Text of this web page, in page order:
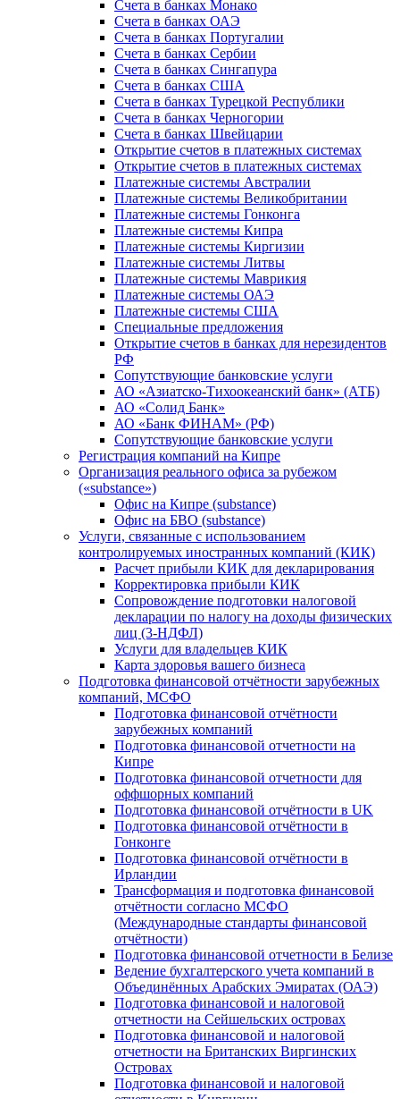
Счета в банках Монако
Счета в банках ОАЭ
Счета в банках Португалии
Счета в банках Сербии
Счета в банках Сингапура
Счета в банках США
Счета в банках Турецкой Республики
Счета в банках Черногории
Счета в банках Швейцарии
Открытие счетов в платежных системах
Открытие счетов в платежных системах
Платежные системы Австралии
Платежные системы Великобритании
Платежные системы Гонконга
Платежные системы Кипра
Платежные системы Киргизии
Платежные системы Литвы
Платежные системы Маврикия
Платежные системы ОАЭ
Платежные системы США
Специальные предложения
Открытие счетов в банках для нерезидентов
РФ
Сопутствующие банковские услуги
АО «Азиатско-Тихоокеанский банк» (АТБ)
АО «Солид Банк»
АО «Банк ФИНАМ» (РФ)
Сопутствующие банковские услуги
Регистрация компаний на Кипре
Организация реального офиса за рубежом
(«substance»)
Офис на Кипре (substance)
Офис на БВО (substance)
Услуги, связанные с использованием
контролируемых иностранных компаний (КИК)
Расчет прибыли КИК для декларирования
Корректировка прибыли КИК
Сопровождение подготовки налоговой
декларации по налогу на доходы физических
лиц (3-НДФЛ)
Услуги для владельцев КИК
Карта здоровья вашего бизнеса
Подготовка финансовой отчётности зарубежных
компаний, МСФО
Подготовка финансовой отчётности
зарубежных компаний
Подготовка финансовой отчетности на
Кипре
Подготовка финансовой отчетности для
оффшорных компаний
Подготовка финансовой отчётности в UK
Подготовка финансовой отчётности в
Гонконге
Подготовка финансовой отчётности в
Ирландии
Трансформация и подготовка финансовой
отчётности согласно МСФО
(Международные стандарты финансовой
отчётности)
Подготовка финансовой отчетности в Белизе
Ведение бухгалтерского учета компаний в
Объединённых Арабских Эмиратах (ОАЭ)
Подготовка финансовой и налоговой
отчетности на Сейшельских островах
Подготовка финансовой и налоговой
отчетности на Британских Виргинских
Островах
Подготовка финансовой и налоговой